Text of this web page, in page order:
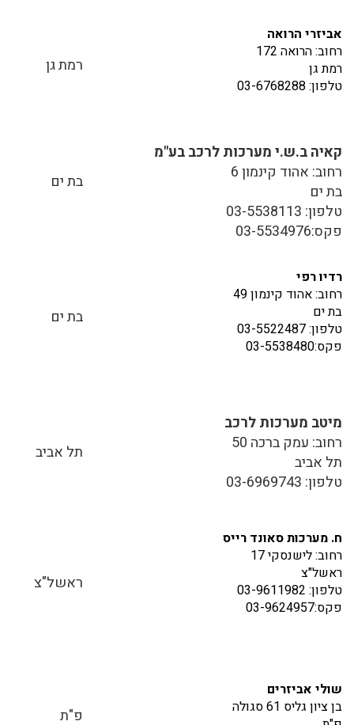
אביזרי הרואה
רחוב: הרואה 172
רמת גן
טלפון: 03-6768288
רמת גן
קאיה ב.ש.י מערכות לרכב בע"מ
רחוב: אהוד קינמון 6
בת ים
טלפון: 03-5538113
פקס:03-5534976
בת ים
רדיו רפי
רחוב: אהוד קינמון 49
בת ים
טלפון: 03-5522487
פקס:03-5538480
בת ים
מיטב מערכות לרכב
רחוב: עמק ברכה 50
תל אביב
טלפון: 03-6969743
תל אביב
ח. מערכות סאונד רייס
רחוב: לישנסקי 17
ראשל"צ
טלפון: 03-9611982
פקס:03-9624957
ראשל"צ
שולי אביזרים
בן ציון גליס 61 סגולה
פ"ת